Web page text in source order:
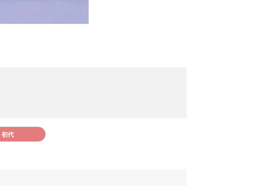
初代